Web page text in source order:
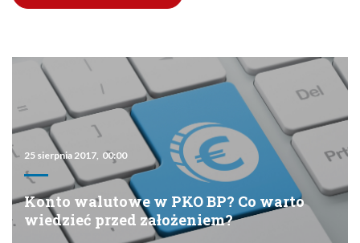
25 sierpnia 2017, 00:00
Konto walutowe w PKO BP? Co warto
wiedzieć przed założeniem?